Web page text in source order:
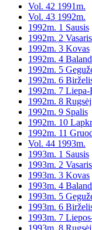
Vol. 42 1991m.
Vol. 43 1992m.
1992m. 1 Sausis
1992m. 2 Vasaris
1992m. 3 Kovas
1992m. 4
1992m. 5
1992m. 6
1992m. 7 Liepa-
1992m. 8
1992m. 9 Spalis
1992m. 10
1992m. 11
Vol. 44 1993m.
1993m. 1 Sausis
1993m. 2 Vasaris
1993m. 3 Kovas
1993m. 4
1993m. 5
1993m. 6
1993m. 7